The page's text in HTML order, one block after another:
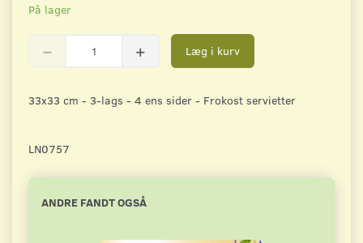
På lager
Læg i kurv
33x33 cm - 3-lags - 4 ens sider - Frokost servietter
LN0757
ANDRE FANDT OGSÅ